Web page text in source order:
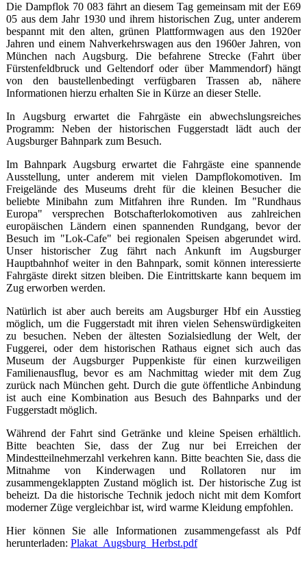
Die Dampflok 70 083 fährt an diesem Tag gemeinsam mit der E69
05 aus dem Jahr 1930 und ihrem historischen Zug, unter anderem
bespannt mit den alten, grünen Plattformwagen aus den 1920er
Jahren und einem Nahverkehrswagen aus den 1960er Jahren, von
München nach Augsburg. Die befahrene Strecke (Fahrt über
Fürstenfeldbruck und Geltendorf oder über Mammendorf) hängt
von den baustellenbedingt verfügbaren Trassen ab, nähere
Informationen hierzu erhalten Sie in Kürze an dieser Stelle.
In Augsburg erwartet die Fahrgäste ein abwechslungsreiches
Programm: Neben der historischen Fuggerstadt lädt auch der
Augsburger Bahnpark zum Besuch.
Im Bahnpark Augsburg erwartet die Fahrgäste eine spannende
Ausstellung, unter anderem mit vielen Dampflokomotiven. Im
Freigelände des Museums dreht für die kleinen Besucher die
beliebte Minibahn zum Mitfahren ihre Runden. Im "Rundhaus
Europa" versprechen Botschafterlokomotiven aus zahlreichen
europäischen Ländern einen spannenden Rundgang, bevor der
Besuch im "Lok-Cafe" bei regionalen Speisen abgerundet wird.
Unser historischer Zug fährt nach Ankunft im Augsburger
Hauptbahnhof weiter in den Bahnpark, somit können interessierte
Fahrgäste direkt sitzen bleiben. Die Eintrittskarte kann bequem im
Zug erworben werden.
Natürlich ist aber auch bereits am Augsburger Hbf ein Ausstieg
möglich, um die Fuggerstadt mit ihren vielen Sehenswürdigkeiten
zu besuchen. Neben der ältesten Sozialsiedlung der Welt, der
Fuggerei, oder dem historischen Rathaus eignet sich auch das
Museum der Augsburger Puppenkiste für einen kurzweiligen
Familienausflug, bevor es am Nachmittag wieder mit dem Zug
zurück nach München geht. Durch die gute öffentliche Anbindung
ist auch eine Kombination aus Besuch des Bahnparks und der
Fuggerstadt möglich.
Während der Fahrt sind Getränke und kleine Speisen erhältlich.
Bitte beachten Sie, dass der Zug nur bei Erreichen der
Mindestteilnehmerzahl verkehren kann. Bitte beachten Sie, dass die
Mitnahme von Kinderwagen und Rollatoren nur im
zusammengeklappten Zustand möglich ist. Der historische Zug ist
beheizt. Da die historische Technik jedoch nicht mit dem Komfort
moderner Züge vergleichbar ist, wird warme Kleidung empfohlen.
Hier können Sie alle Informationen zusammengefasst als Pdf
herunterladen: Plakat_Augsburg_Herbst.pdf